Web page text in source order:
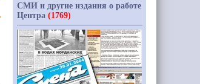
СМИ и другие издания о работе
Центра (1769)